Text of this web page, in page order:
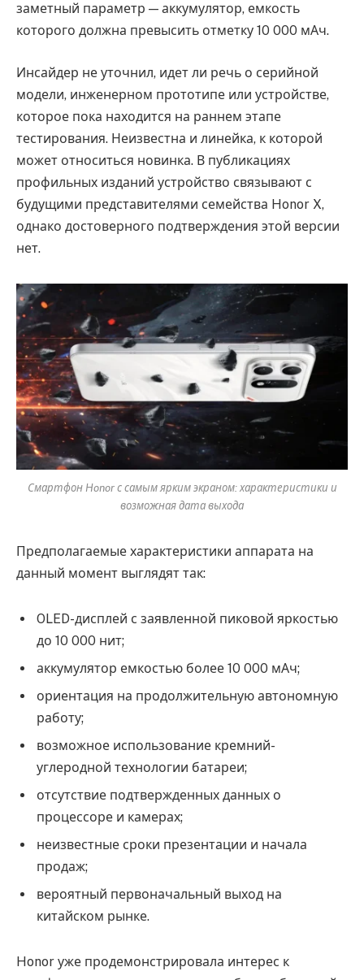
заметный параметр — аккумулятор, емкость
которого должна превысить отметку 10 000 мАч.
Инсайдер не уточнил, идет ли речь о серийной
модели, инженерном прототипе или устройстве,
которое пока находится на раннем этапе
тестирования. Неизвестна и линейка, к которой
может относиться новинка. В публикациях
профильных изданий устройство связывают с
будущими представителями семейства Honor X,
однако достоверного подтверждения этой версии
нет.
Смартфон Honor с самым ярким экраном: характеристики и
возможная дата выхода
Предполагаемые характеристики аппарата на
данный момент выглядят так:
OLED-дисплей с заявленной пиковой яркостью
до 10 000 нит;
аккумулятор емкостью более 10 000 мАч;
ориентация на продолжительную автономную
работу;
возможное использование кремний-
углеродной технологии батареи;
отсутствие подтвержденных данных о
процессоре и камерах;
неизвестные сроки презентации и начала
продаж;
вероятный первоначальный выход на
китайском рынке.
Honor уже продемонстрировала интерес к